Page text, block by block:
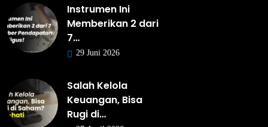
Instrumen Ini
Memberikan 2 dari
7…
29 Juni 2026
Salah Kelola
Keuangan, Bisa
Rugi di…